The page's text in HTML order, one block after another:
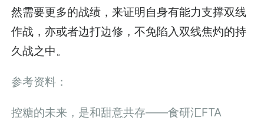
然需要更多的战绩，来证明自身有能力支撑双线
作战，亦或者边打边修，不免陷入双线焦灼的持
久战之中。
参考资料：
控糖的未来，是和甜意共存——食研汇FTA